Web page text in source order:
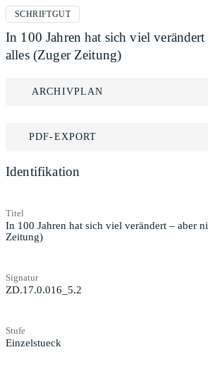
SCHRIFTGUT
In 100 Jahren hat sich viel
alles (Zuger Zeitung)
ARCHIVPLAN
PDF-EXPORT
Identifikation
Titel
In 100 Jahren hat sich viel verändert – aber
Zeitung)
Signatur
ZD.17.0.016_5.2
Stufe
Einzelstueck